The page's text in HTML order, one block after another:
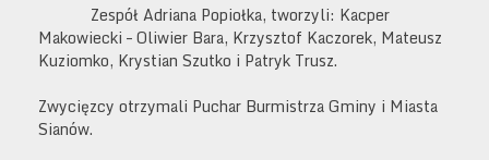
Zespół Adriana Popiołka, tworzyli: Kacper
Makowiecki – Oliwier Bara, Krzysztof Kaczorek, Mateusz
Kuziomko, Krystian Szutko i Patryk Trusz.
Zwycięzcy otrzymali Puchar Burmistrza Gminy i Miasta
Sianów.